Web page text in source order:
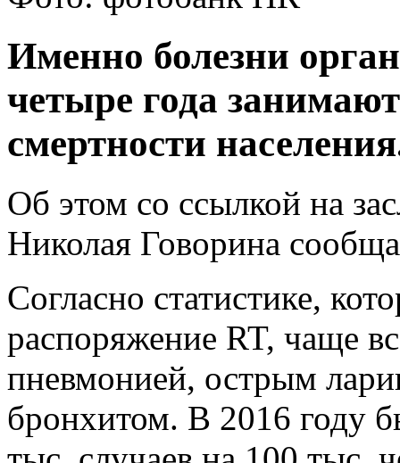
Именно болезни
четыре года
смертности
Об этом со ссылкой на
Николая Говорина
Согласно статистике,
распоряжение RT, чаще
пневмонией, острым
бронхитом. В 2016 году